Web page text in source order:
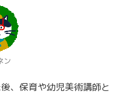
ン
、保育や幼児美術講師と